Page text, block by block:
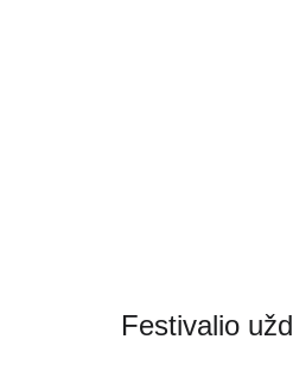
Festivalio